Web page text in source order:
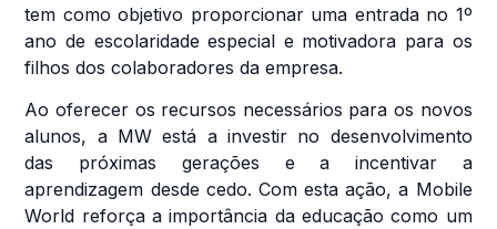
tem como objetivo proporcionar uma entrada no 1º
ano de escolaridade especial e motivadora para os
filhos dos colaboradores da empresa.
Ao oferecer os recursos necessários para os novos
alunos, a MW está a investir no desenvolvimento
das próximas gerações e a incentivar a
aprendizagem desde cedo. Com esta ação, a Mobile
World reforça a importância da educação como um